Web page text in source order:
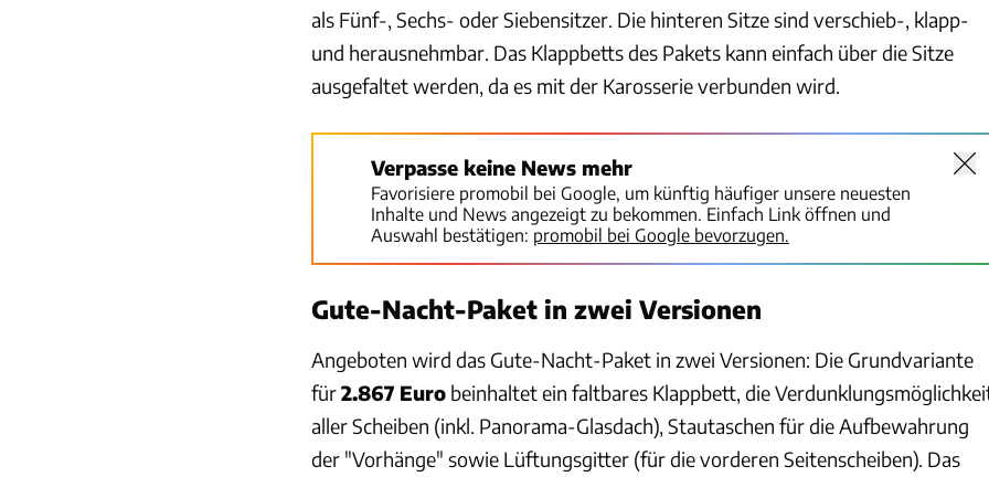
als Fünf-, Sechs- oder Siebensitzer. Die hinteren Sitze sind verschieb-, klapp-
und herausnehmbar. Das Klappbetts des Pakets kann einfach über die Sitze
ausgefaltet werden, da es mit der Karosserie verbunden wird.
Verpasse keine News mehr
Favorisiere promobil bei Google, um künftig häufiger unsere neuesten
Inhalte und News angezeigt zu bekommen. Einfach Link öffnen und
Auswahl bestätigen: promobil bei Google bevorzugen.
Gute-Nacht-Paket in zwei Versionen
Angeboten wird das Gute-Nacht-Paket in zwei Versionen: Die Grundvariante
für2.867 Euro beinhaltet ein faltbares Klappbett, die
aller Scheiben (inkl. Panorama-Glasdach), Stautaschen für die Aufbewahrung
der "Vorhänge" sowie Lüftungsgitter (für die vorderen Seitenscheiben). Das